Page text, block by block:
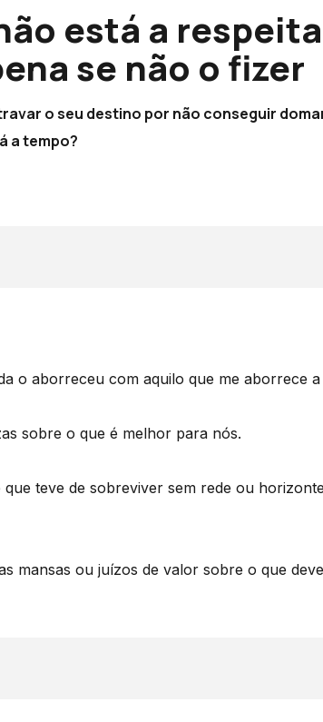
está a
se não o fizer
o seu destino por não conseguir
a tempo?
o aborreceu com aquilo que me aborrece
sobre o que é melhor para nós.
teve de sobreviver sem rede ou
mansas ou juízos de valor sobre o que